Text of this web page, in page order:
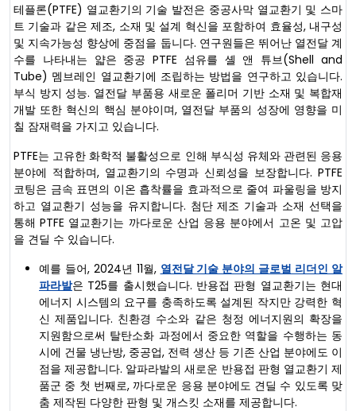
테플론(PTFE) 열교환기의 기술 발전은 중공사막 열교환기 및 스마
트 기술과 같은 제조, 소재 및 설계 혁신을 포함하여 효율성, 내구성
및 지속가능성 향상에 중점을 둡니다. 연구원들은 뛰어난 열전달 계
수를 나타내는 얇은 중공 PTFE 섬유를 셸 앤 튜브(Shell and
Tube) 멤브레인 열교환기에 조립하는 방법을 연구하고 있습니다.
부식 방지 성능. 열전달 부품용 새로운 폴리머 기반 소재 및 복합재
개발 또한 혁신의 핵심 분야이며, 열전달 부품의 성장에 영향을 미
칠 잠재력을 가지고 있습니다.
PTFE는 고유한 화학적 불활성으로 인해 부식성 유체와 관련된 응용
분야에 적합하며, 열교환기의 수명과 신뢰성을 보장합니다. PTFE
코팅은 금속 표면의 이온 흡착률을 효과적으로 줄여 파울링을 방지
하고 열교환기 성능을 유지합니다. 첨단 제조 기술과 소재 선택을
통해 PTFE 열교환기는 까다로운 산업 응용 분야에서 고온 및 고압
을 견딜 수 있습니다.
예를 들어, 2024년 11월, 열전달 기술 분야의 글로벌 리더인 알
파라발은 T25를 출시했습니다. 반용접 판형 열교환기는 현대
에너지 시스템의 요구를 충족하도록 설계된 작지만 강력한 혁
신 제품입니다. 친환경 수소와 같은 청정 에너지원의 확장을
지원함으로써 탈탄소화 과정에서 중요한 역할을 수행하는 동
시에 건물 냉난방, 중공업, 전력 생산 등 기존 산업 분야에도 이
점을 제공합니다. 알파라발의 새로운 반용접 판형 열교환기 제
품군 중 첫 번째로, 까다로운 응용 분야에도 견딜 수 있도록 맞
춤 제작된 다양한 판형 및 개스킷 소재를 제공합니다.